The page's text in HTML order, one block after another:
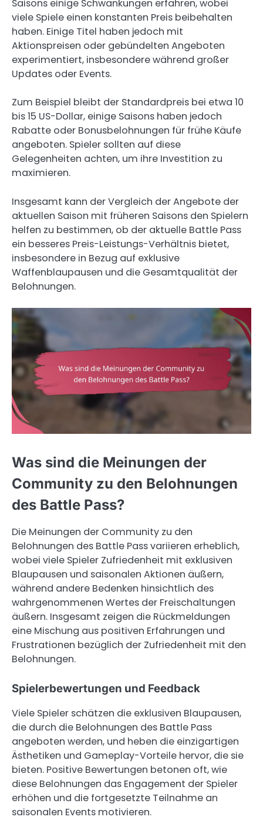
Saisons einige Schwankungen erfahren, wobei
viele Spiele einen konstanten Preis beibehalten
haben. Einige Titel haben jedoch mit
Aktionspreisen oder gebündelten Angeboten
experimentiert, insbesondere während großer
Updates oder Events.
Zum Beispiel bleibt der Standardpreis bei etwa 10
bis 15 US-Dollar, einige Saisons haben jedoch
Rabatte oder Bonusbelohnungen für frühe Käufe
angeboten. Spieler sollten auf diese
Gelegenheiten achten, um ihre Investition zu
maximieren.
Insgesamt kann der Vergleich der Angebote der
aktuellen Saison mit früheren Saisons den Spielern
helfen zu bestimmen, ob der aktuelle Battle Pass
ein besseres Preis-Leistungs-Verhältnis bietet,
insbesondere in Bezug auf exklusive
Waffenblaupausen und die Gesamtqualität der
Belohnungen.
Was sind die Meinungen der
Community zu den Belohnungen
des Battle Pass?
Die Meinungen der Community zu den
Belohnungen des Battle Pass variieren erheblich,
wobei viele Spieler Zufriedenheit mit exklusiven
Blaupausen und saisonalen Aktionen äußern,
während andere Bedenken hinsichtlich des
wahrgenommenen Wertes der Freischaltungen
äußern. Insgesamt zeigen die Rückmeldungen
eine Mischung aus positiven Erfahrungen und
Frustrationen bezüglich der Zufriedenheit mit den
Belohnungen.
Spielerbewertungen und Feedback
Viele Spieler schätzen die exklusiven Blaupausen,
die durch die Belohnungen des Battle Pass
angeboten werden, und heben die einzigartigen
Ästhetiken und Gameplay-Vorteile hervor, die sie
bieten. Positive Bewertungen betonen oft, wie
diese Belohnungen das Engagement der Spieler
erhöhen und die fortgesetzte Teilnahme an
saisonalen Events motivieren.